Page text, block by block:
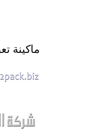
ماكينة تعبئة